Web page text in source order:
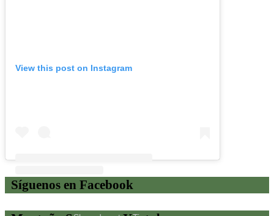
View this post on Instagram
Síguenos en Facebook